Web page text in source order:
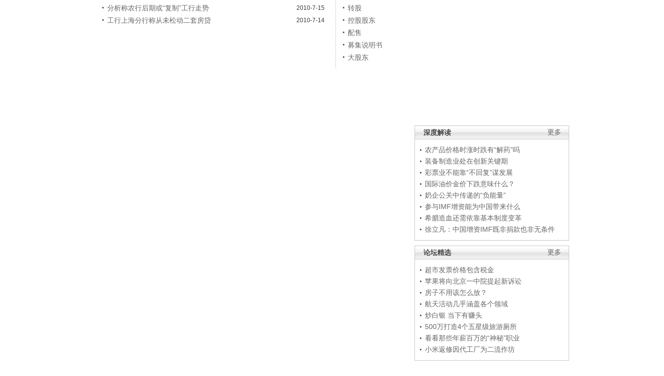
更多
深度解读
农产品价格时涨时跌有“解药”吗
装备制造业处在创新关键期
彩票业不能靠“不回复”谋发展
国际油价金价下跌意味什么？
奶企公关中传递的“负能量”
参与IMF增资能为中国带来什么
希腊造血还需依靠基本制度变革
徐立凡：中国增资IMF既非捐款也非无条件
更多
论坛精选
超市发票价格包含税金
苹果将向北京一中院提起新诉讼
房子不用该怎么放？
航天活动几乎涵盖各个领域
炒白银 当下有赚头
500万打造4个五星级旅游厕所
看看那些年薪百万的“神秘”职业
小米返修因代工厂为二流作坊
分析称农行后期或“复制”工行走势 2010-7-15
工行上海分行称从未松动二套房贷 2010-7-14
转股
控股股东
配售
募集说明书
大股东